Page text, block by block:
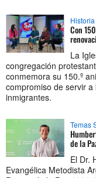
Con
La
congregación
conmemora su 150.º
compromiso de servir
inmigrantes.
Temas
de la
El Dr.
Evangélica Metodista